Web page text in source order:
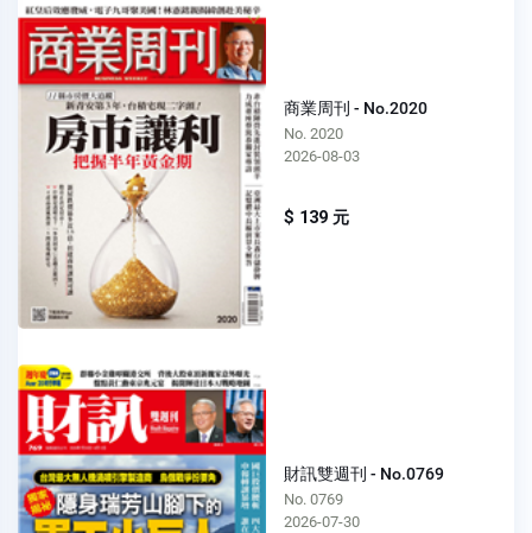
商業周刊 - No.2020
No. 2020
2026-08-03
$ 139 元
財訊雙週刊 - No.0769
No. 0769
2026-07-30